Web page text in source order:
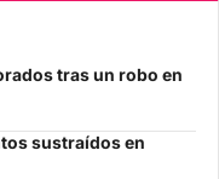
tras un robo en
sustraídos en